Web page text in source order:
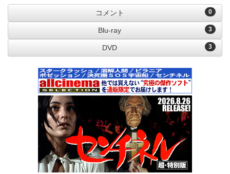
0
コメント
3
Blu-ray
3
DVD